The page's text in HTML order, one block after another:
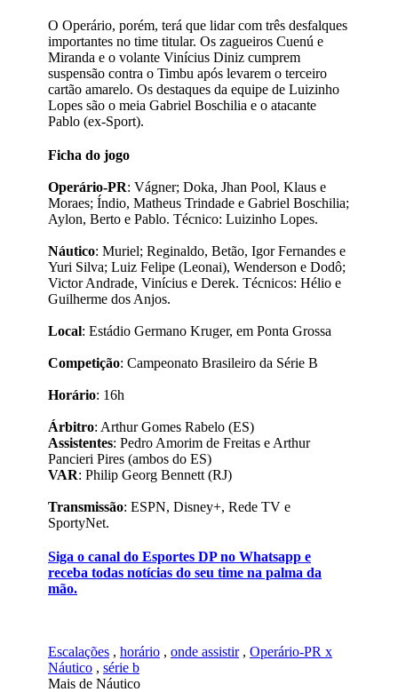
O Operário, porém, terá que lidar com três desfalques
importantes no time titular. Os zagueiros Cuenú e
Miranda e o volante Vinícius Diniz cumprem
suspensão contra o Timbu após levarem o terceiro
cartão amarelo. Os destaques da equipe de Luizinho
Lopes são o meia Gabriel Boschilia e o atacante
Pablo (ex-Sport).
Ficha do jogo
Operário-PR: Vágner; Doka, Jhan Pool, Klaus e
Moraes; Índio, Matheus Trindade e Gabriel Boschilia;
Aylon, Berto e Pablo. Técnico: Luizinho Lopes.
Náutico: Muriel; Reginaldo, Betão, Igor Fernandes e
Yuri Silva; Luiz Felipe (Leonai), Wenderson e Dodô;
Victor Andrade, Vinícius e Derek. Técnicos: Hélio e
Guilherme dos Anjos.
Local: Estádio Germano Kruger, em Ponta Grossa
Competição: Campeonato Brasileiro da Série B
Horário: 16h
Árbitro: Arthur Gomes Rabelo (ES)
Assistentes: Pedro Amorim de Freitas e Arthur
Pancieri Pires (ambos do ES)
VAR: Philip Georg Bennett (RJ)
Transmissão: ESPN, Disney+, Rede TV e
SportyNet.
Siga o canal do Esportes DP no Whatsapp e
receba todas notícias do seu time na palma da
mão.
Escalações , horário , onde assistir, Operário-PR x
Náutico , série b
Mais de Náutico